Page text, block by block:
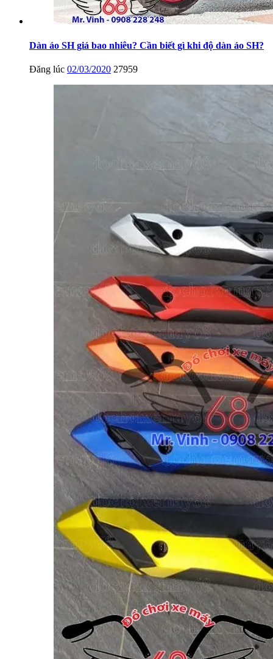
Dàn áo SH giá bao nhiêu? Cần biết gì khi độ dàn áo SH?
Đăng lúc 02/03/2020 27959